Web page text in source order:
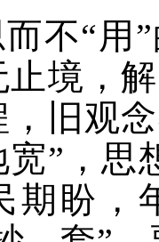
不“用
境，
，旧观
宽”，思
期盼，